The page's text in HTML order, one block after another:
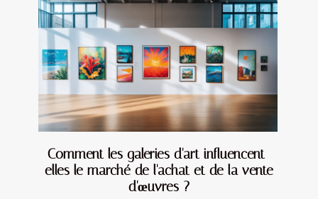
Comment les galeries d'art influencent-
elles le marché de l'achat et de la vente
d'œuvres ?